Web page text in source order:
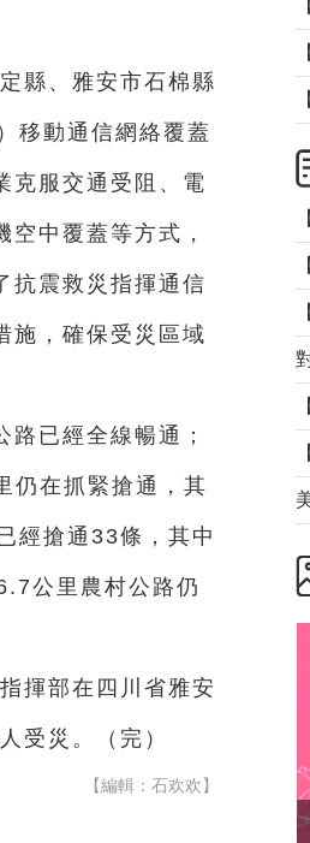
縣、雅安市石棉縣
移動通信網絡覆蓋
克服交通受阻、電
中覆蓋等方式，
抗震救災指揮通信
施，確保受災區域
已經全線暢通；
仍在抓緊搶通，其
經搶通33條，其中
公里農村公路仍
揮部在四川省雅安
受災。（完）
【編輯：石欢欢】